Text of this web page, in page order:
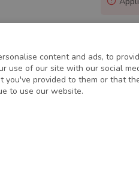
content and ads, to
use of our site with our social
you've provided to them or that
to use our website.